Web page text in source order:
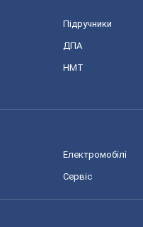
Підручники
ДПА
НМТ
Електромобілі
Сервіс